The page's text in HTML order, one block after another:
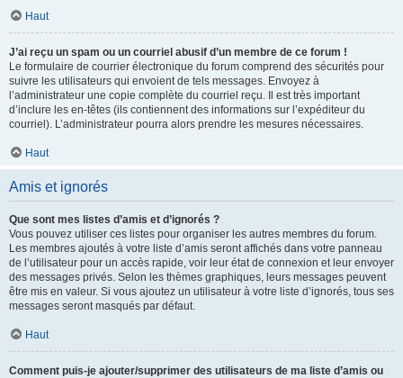
Haut
J’ai reçu un spam ou un courriel abusif d’un membre de ce forum !
Le formulaire de courrier électronique du forum comprend des sécurités pour
suivre les utilisateurs qui envoient de tels messages. Envoyez à
l’administrateur une copie complète du courriel reçu. Il est très important
d’inclure les en-têtes (ils contiennent des informations sur l’expéditeur du
courriel). L’administrateur pourra alors prendre les mesures nécessaires.
Haut
Amis et ignorés
Que sont mes listes d’amis et d’ignorés ?
Vous pouvez utiliser ces listes pour organiser les autres membres du forum.
Les membres ajoutés à votre liste d’amis seront affichés dans votre panneau
de l’utilisateur pour un accès rapide, voir leur état de connexion et leur envoyer
des messages privés. Selon les thèmes graphiques, leurs messages peuvent
être mis en valeur. Si vous ajoutez un utilisateur à votre liste d’ignorés, tous ses
messages seront masqués par défaut.
Haut
Comment puis-je ajouter/supprimer des utilisateurs de ma liste d’amis ou